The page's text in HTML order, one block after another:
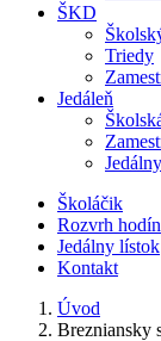
ŠKD
Triedy
Jedáleň
Školáčik
Rozvrh hodín
Jedálny lístok
Kontakt
Úvod
Brezniansky